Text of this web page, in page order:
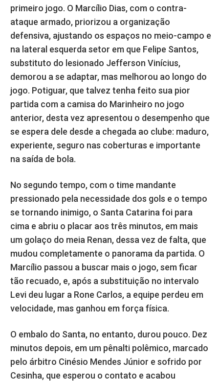
primeiro jogo. O Marcílio Dias, com o contra-
ataque armado, priorizou a organização
defensiva, ajustando os espaços no meio-campo e
na lateral esquerda setor em que Felipe Santos,
substituto do lesionado Jefferson Vinícius,
demorou a se adaptar, mas melhorou ao longo do
jogo. Potiguar, que talvez tenha feito sua pior
partida com a camisa do Marinheiro no jogo
anterior, desta vez apresentou o desempenho que
se espera dele desde a chegada ao clube: maduro,
experiente, seguro nas coberturas e importante
na saída de bola.
No segundo tempo, com o time mandante
pressionado pela necessidade dos gols e o tempo
se tornando inimigo, o Santa Catarina foi para
cima e abriu o placar aos três minutos, em mais
um golaço do meia Renan, dessa vez de falta, que
mudou completamente o panorama da partida. O
Marcílio passou a buscar mais o jogo, sem ficar
tão recuado, e, após a substituição no intervalo
Levi deu lugar a Rone Carlos, a equipe perdeu em
velocidade, mas ganhou em força física.
O embalo do Santa, no entanto, durou pouco. Dez
minutos depois, em um pênalti polêmico, marcado
pelo árbitro Cinésio Mendes Júnior e sofrido por
Cesinha, que esperou o contato e acabou